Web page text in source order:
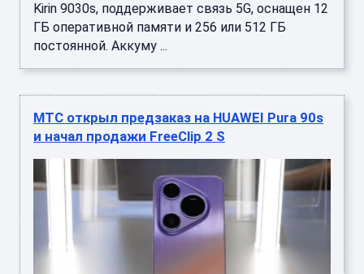
Kirin 9030s, поддерживает связь 5G, оснащен 12
ГБ оперативной памяти и 256 или 512 ГБ
постоянной. Аккуму ...
МТС открыл предзаказ на HUAWEI Pura 90s
и начал продажи FreeClip 2 S